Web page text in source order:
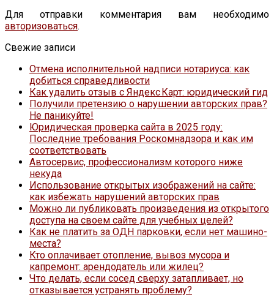
Для отправки комментария вам необходимо
авторизоваться.
Свежие записи
Отмена исполнительной надписи нотариуса: как
добиться справедливости
Как удалить отзыв с Яндекс Карт: юридический гид
Получили претензию о нарушении авторских прав?
Не паникуйте!
Юридическая проверка сайта в 2025 году:
Последние требования Роскомнадзора и как им
соответствовать
Автосервис, профессионализм которого ниже
некуда
Использование открытых изображений на сайте:
как избежать нарушений авторских прав
Можно ли публиковать произведения из открытого
доступа на своем сайте для учебных целей?
Как не платить за ОДН парковки, если нет машино-
места?
Кто оплачивает отопление, вывоз мусора и
капремонт: арендодатель или жилец?
Что делать, если сосед сверху затапливает, но
отказывается устранять проблему?